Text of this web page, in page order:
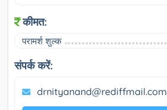
कीमत:
परामर्श शुल्क
संपर्क करें:
drnityanand@rediffmail.com